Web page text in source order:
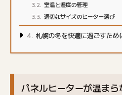
室温と湿度の管理
適切なサイズのヒーター選び
札幌の冬を快適に過ごすため
パネルヒーターが温まら